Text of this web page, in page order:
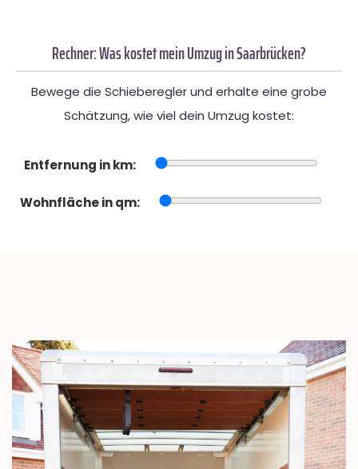
Rechner: Was kostet mein Umzug in Saarbrücken?
Bewege die Schieberegler und erhalte eine grobe
Schätzung, wie viel dein Umzug kostet:
Entfernung in km:
Wohnfläche in qm: